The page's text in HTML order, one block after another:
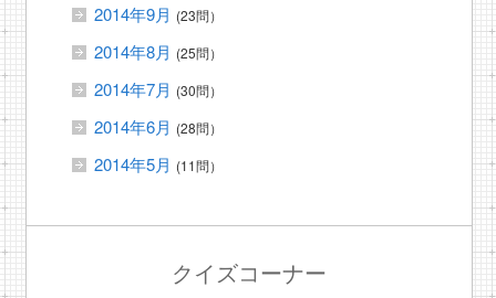
2014年9月 (23問）
2014年8月 (25問）
2014年7月 (30問）
2014年6月 (28問）
2014年5月 (11問）
クイズコーナー